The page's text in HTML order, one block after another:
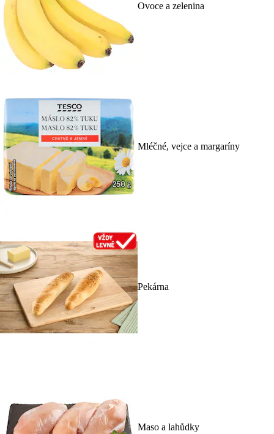
Ovoce a zelenina
Mléčné, vejce a margaríny
Pekárna
Maso a lahůdky